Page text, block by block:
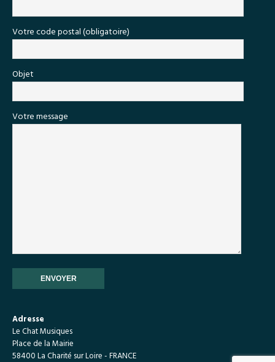
Votre code postal (obligatoire)
Objet
Votre message
Adresse
Le Chat Musiques
Place de la Mairie
58400 La Charité sur Loire - FRANCE